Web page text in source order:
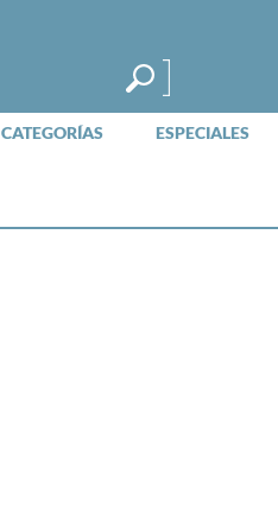
CATEGORÍAS ESPECIALES